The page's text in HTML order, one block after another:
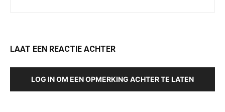
LAAT EEN REACTIE ACHTER
LOG IN OM EEN OPMERKING ACHTER TE LATEN